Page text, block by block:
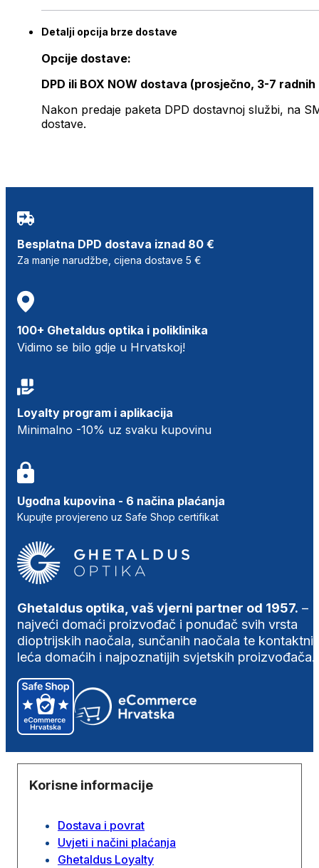
Detalji opcija brze dostave
Opcije dostave:
DPD ili BOX NOW dostava (prosječno, 3-7 radnih
Nakon predaje paketa DPD dostavnoj službi, na
dostave.
Besplatna DPD dostava iznad 80 €
Za manje narudžbe, cijena dostave 5 €
100+ Ghetaldus optika i poliklinika
Vidimo se bilo gdje u Hrvatskoj!
Loyalty program i aplikacija
Minimalno -10% uz svaku kupovinu
Ugodna kupovina - 6 načina plaćanja
Kupujte provjereno uz Safe Shop certifikat
Ghetaldus optika, vaš vjerni partner od 1957. –
najveći domaći proizvođač i ponuđač svih vrsta
dioptrijskih naočala, sunčanih naočala te
leća domaćih i najpoznatijih svjetskih proizvođača.
Korisne informacije
Dostava i povrat
Uvjeti i načini plaćanja
Ghetaldus Loyalty